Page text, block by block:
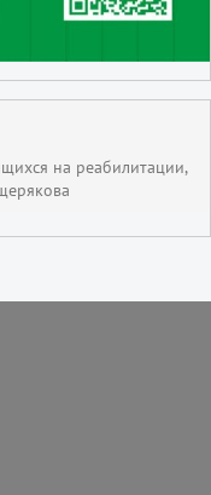
на реабилитации,